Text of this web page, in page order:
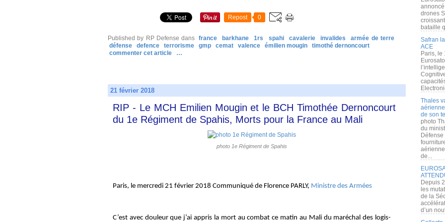
Repost 0
Published by RP Defense dans france barkhane 1rs spahi cavalerie invalides
armée de terre
défense
defence terrorisme gmp cemat valence émilien mougin
timothé dernoncourt
commenter cet article
…
21 février 2018
RIP - Le MCH Emilien Mougin et le BCH Timothée Dernoncourt
du 1e Régiment de Spahis, Morts pour la France au Mali
photo 1e Régiment de Spahis
Paris, le mercredi 21 février 2018 Communiqué de Florence PARLY, Ministre des Armées
C’est avec douleur que j’ai appris la mort au combat ce matin au Mali du maréchal des logis-
drones
bataille
Safran
ACE
Paris, le
Thales
de son
photo
du
de...
Depuis
les
de la
d’un